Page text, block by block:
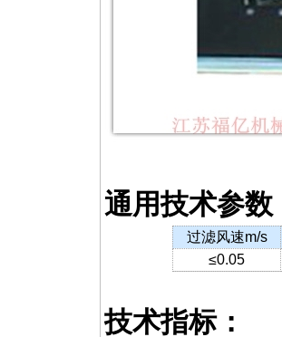
通用技术参数
过滤风速m/s
≤0.05
技术指标：